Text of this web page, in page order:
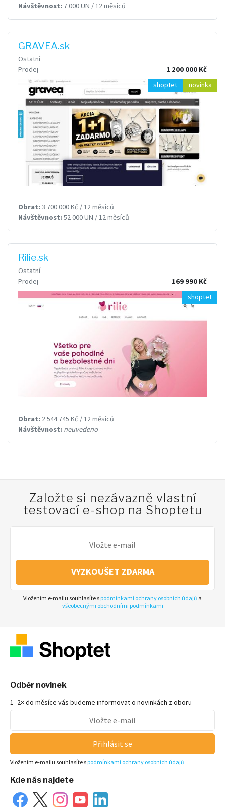
Návštěvnost: 7 000 UN / 12 měsíců
GRAVEA.sk
Ostatní
Prodej
1 200 000 Kč
shoptet
novinka
Obrat: 3 700 000 Kč / 12 měsíců
Návštěvnost: 52 000 UN / 12 měsíců
Rilie.sk
Ostatní
Prodej
169 990 Kč
shoptet
Obrat: 2 544 745 Kč / 12 měsíců
Návštěvnost: neuvedeno
Založte si nezávazně vlastní
testovací e-shop na Shoptetu
VYZKOUŠET ZDARMA
Vložením e-mailu souhlasíte s podmínkami ochrany osobních údajů a
všeobecnými obchodními podmínkami
Odběr novinek
1–2× do měsíce vás budeme informovat o novinkách z oboru
Přihlásit se
Vložením e-mailu souhlasíte s podmínkami ochrany osobních údajů
Kde nás najdete